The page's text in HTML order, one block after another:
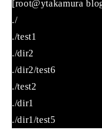
[root@ytakamura
./
./test1
./dir2
./dir2/test6
./test2
./dir1
./dir1/test5